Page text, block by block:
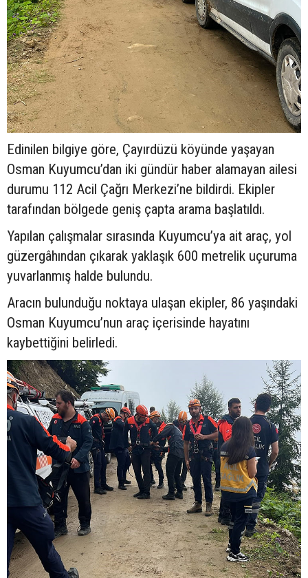
Edinilen bilgiye göre, Çayırdüzü köyünde yaşayan
Osman Kuyumcu’dan iki gündür haber alamayan ailesi
durumu 112 Acil Çağrı Merkezi’ne bildirdi. Ekipler
tarafından bölgede geniş çapta arama başlatıldı.
Yapılan çalışmalar sırasında Kuyumcu’ya ait araç, yol
güzergâhından çıkarak yaklaşık 600 metrelik uçuruma
yuvarlanmış halde bulundu.
Aracın bulunduğu noktaya ulaşan ekipler, 86 yaşındaki
Osman Kuyumcu’nun araç içerisinde hayatını
kaybettiğini belirledi.